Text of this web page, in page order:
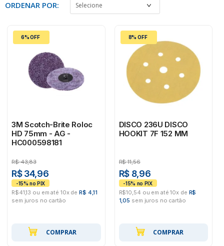
ORDENAR POR:
6% OFF
3M Scotch-Brite Roloc
HD 75mm - AG -
HC000598181
R$ 43,83
R$ 34,96
R$41,13 ou em até 10x de R$ 4,11
sem juros no cartão
COMPRAR
8% OFF
DISCO 236U DISCO
HOOKIT 7F 152 MM
R$ 11,56
R$ 8,96
R$10,54 ou em até 10x de R$
1,05 sem juros no cartão
COMPRAR